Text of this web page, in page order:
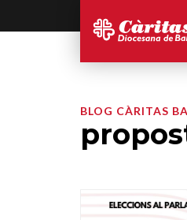
BLOG CÀRITAS